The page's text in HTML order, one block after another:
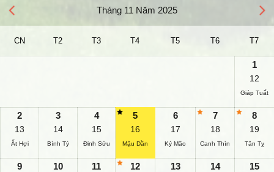
Tháng 11 Năm 2025
CN T2 T3 T4 T5 T6 T7
1
12
Giáp Tuất
2
13
Ất Hợi
3
14
Bính Tý
4
15
Đinh Sửu
5
16
Mậu Dần
6
17
Kỷ Mão
7
18
Canh Thìn
8
19
Tân Tỵ
9 10 11 12 13 14 15